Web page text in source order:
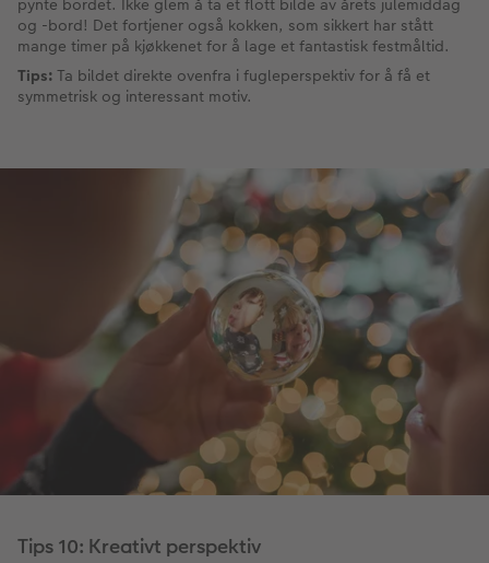
pynte bordet. Ikke glem å ta et flott bilde av årets julemiddag
og -bord! Det fortjener også kokken, som sikkert har stått
mange timer på kjøkkenet for å lage et fantastisk festmåltid.
Tips: Ta bildet direkte ovenfra i fugleperspektiv for å få et
symmetrisk og interessant motiv.
Tips 10: Kreativt perspektiv